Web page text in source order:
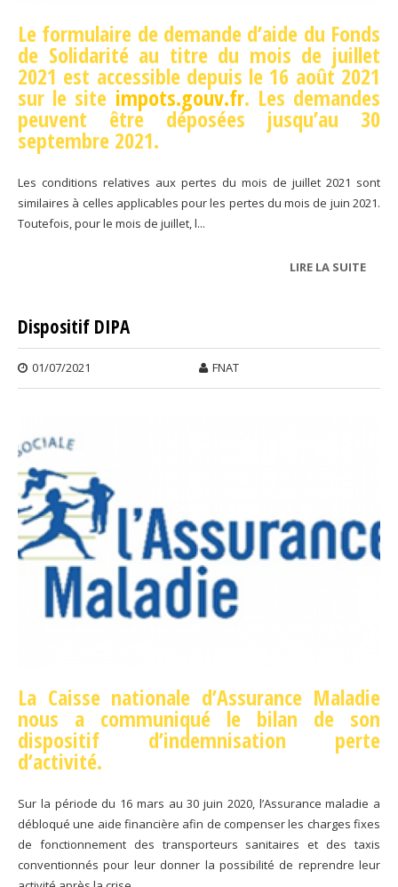
Le formulaire de demande d’aide du Fonds
de Solidarité au titre du mois de juillet
2021 est accessible depuis le 16 août 2021
sur le site impots.gouv.fr. Les demandes
peuvent être déposées jusqu’au 30
septembre 2021.
Les conditions relatives aux pertes du mois de juillet 2021 sont
similaires à celles applicables pour les pertes du mois de juin 2021.
Toutefois, pour le mois de juillet, l...
LIRE LA SUITEDE
Dispositif DIPA
01/07/2021 FNAT
La Caisse nationale d’Assurance Maladie
nous a communiqué le bilan de son
dispositif d’indemnisation perte
d’activité.
Sur la période du 16 mars au 30 juin 2020, l’Assurance maladie a
débloqué une aide financière afin de compenser les charges fixes
de fonctionnement des transporteurs sanitaires et des taxis
conventionnés pour leur donner la possibilité de reprendre leur